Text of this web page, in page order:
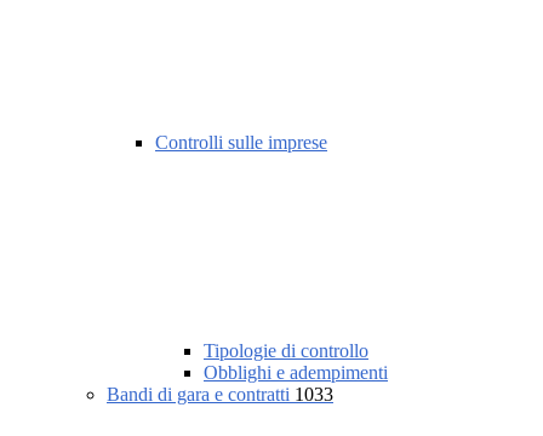
Controlli sulle imprese
Tipologie di controllo
Obblighi e adempimenti
Bandi di gara e contratti 1033